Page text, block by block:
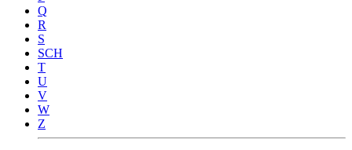
Q
R
S
SCH
T
U
V
W
Z